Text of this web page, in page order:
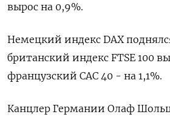
вырос на 0,9%.
Немецкий индекс DAX
британский индекс FTSE 100
французский CAC 40 - на 1,1%.
Канцлер Германии Олаф